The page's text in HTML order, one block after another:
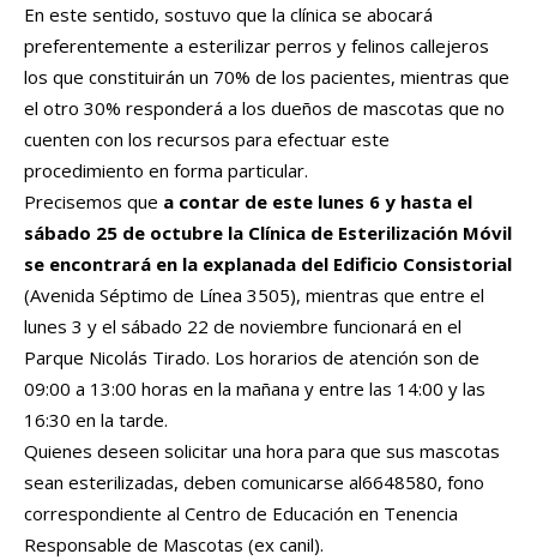
En este sentido, sostuvo que la clínica se abocará
preferentemente a esterilizar perros y felinos callejeros
los que constituirán un 70% de los pacientes, mientras que
el otro 30% responderá a los dueños de mascotas que no
cuenten con los recursos para efectuar este
procedimiento en forma particular.
Precisemos que a contar de este lunes 6 y hasta el
sábado 25 de octubre la Clínica de Esterilización Móvil
se encontrará en la explanada del Edificio Consistorial
(Avenida Séptimo de Línea 3505), mientras que entre el
lunes 3 y el sábado 22 de noviembre funcionará en el
Parque Nicolás Tirado. Los horarios de atención son de
09:00 a 13:00 horas en la mañana y entre las 14:00 y las
16:30 en la tarde.
Quienes deseen solicitar una hora para que sus mascotas
sean esterilizadas, deben comunicarse al6648580, fono
correspondiente al Centro de Educación en Tenencia
Responsable de Mascotas (ex canil).